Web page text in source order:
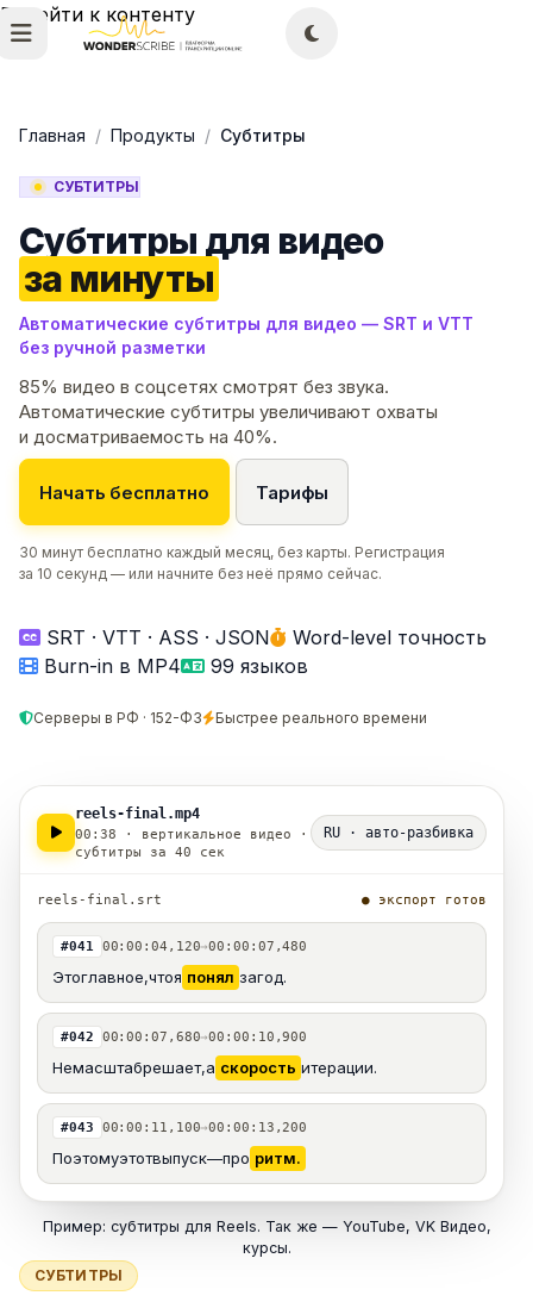
Перейти к контенту
Главная / Продукты / Субтитры
СУБТИТРЫ
Субтитры для видео
за минуты
Автоматические субтитры для видео — SRT и VTT
без ручной разметки
85% видео в соцсетях смотрят без звука.
Автоматические субтитры увеличивают охваты
и досматриваемость на 40%.
Начать бесплатно Тарифы
30 минут бесплатно каждый месяц, без карты. Регистрация
за 10 секунд — или начните без неё прямо сейчас.
SRT · VTT · ASS · JSON
Word-level точность
Burn-in в MP4
99 языков
Серверы в РФ · 152-ФЗ Быстрее реального времени
reels-final.mp4
00:38 · вертикальное видео ·
субтитры за 40 сек
RU · авто-разбивка
reels-final.srt ● экспорт готов
#041 00:00:04,120→00:00:07,480
Этоглавное,чтоя понял загод.
#042 00:00:07,680→00:00:10,900
Немасштабрешает,а скорость итерации.
#043 00:00:11,100→00:00:13,200
Поэтомуэтотвыпуск—про ритм.
Пример: субтитры для Reels. Так же — YouTube, VK Видео,
курсы.
СУБТИТРЫ